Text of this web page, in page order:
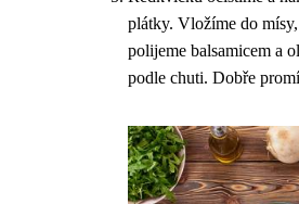
plátky. Vložíme do
polijeme balsamicem a
podle chuti. Dobře